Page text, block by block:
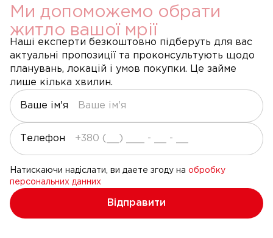
Ми допоможемо обрати
житло вашої мрії
Наші експерти безкоштовно підберуть для вас
актуальні пропозиції та проконсультують щодо
планувань, локацій і умов покупки. Це займе
лише кілька хвилин.
Ваше ім'я
Телефон
Натискаючи надіслати, ви даете згоду на обробку
персональних данних
Відправити